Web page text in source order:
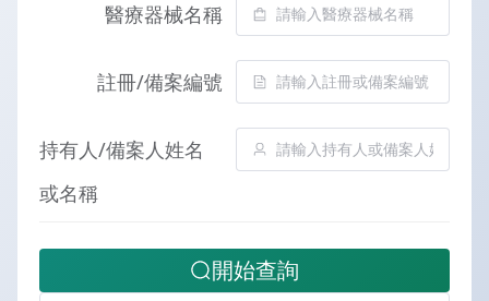
醫療器械名稱
註冊/備案編號
持有人/備案人姓名
或名稱
開始查詢